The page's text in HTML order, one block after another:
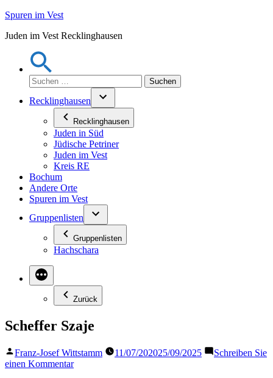
Zum
springen
Spuren im Vest
Juden im Vest Recklinghausen
Suchen
nach:
Recklinghausen
Recklinghausen
Juden in Süd
Jüdische Petriner
Juden im Vest
Kreis RE
Bochum
Andere Orte
Spuren im Vest
Gruppenlisten
Gruppenlisten
Hachschara
Zurück
Scheffer Szaje
Veröffentlicht
von
Franz-Josef Wittstamm 11/07/202025/09/2025
Schreiben Sie
einen Kommentarzu